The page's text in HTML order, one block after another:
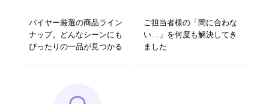
バイヤー厳選の商品ライン
ナップ。どんなシーンにも
ぴったりの一品が見つかる
ご担当者様の「間に合わな
い…」を何度も解決してき
ました